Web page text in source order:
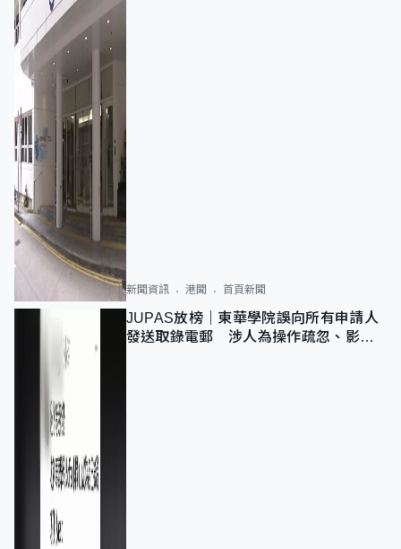
新聞資訊 港聞 首頁新聞
JUPAS放榜｜東華學院誤向所有申請人
發送取錄電郵 涉人為操作疏忽、影響